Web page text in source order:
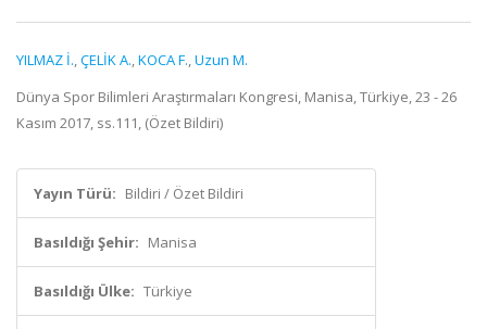
YILMAZ İ.,ÇELİK A.,KOCA F.,Uzun M.
Dünya Spor Bilimleri Araştırmaları Kongresi, Manisa, Türkiye, 23 - 26
Kasım 2017, ss.111, (Özet Bildiri)
Yayın Türü: Bildiri / Özet Bildiri
Basıldığı Şehir: Manisa
Basıldığı Ülke: Türkiye